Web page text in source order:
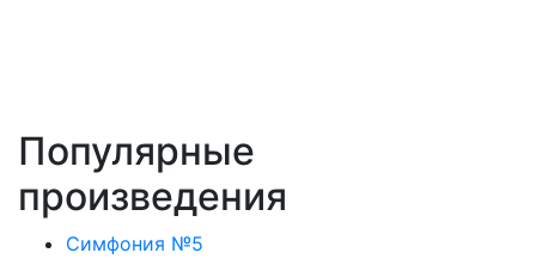
Популярные
произведения
Симфония №5